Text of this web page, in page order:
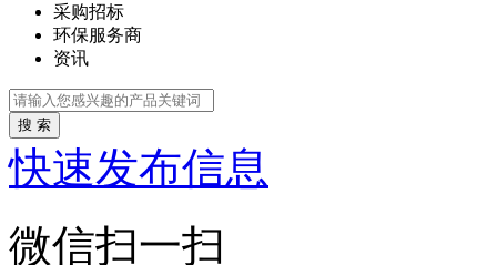
采购招标
环保服务商
资讯
搜 索
快速发布信息
微信扫一扫